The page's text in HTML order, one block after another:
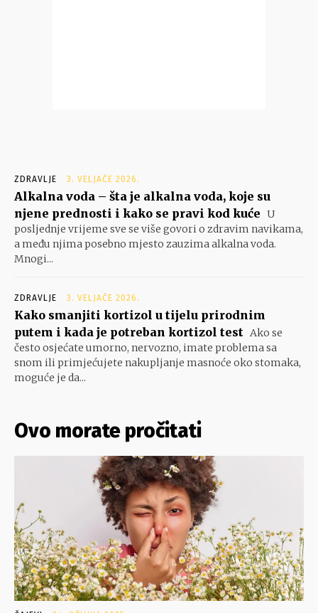
ZDRAVLJE 3. VELJAČE 2026.
Alkalna voda – šta je alkalna voda, koje su
njene prednosti i kako se pravi kod kuće U
posljednje vrijeme sve se više govori o zdravim navikama,
a među njima posebno mjesto zauzima alkalna voda.
Mnogi...
ZDRAVLJE 3. VELJAČE 2026.
Kako smanjiti kortizol u tijelu prirodnim
putem i kada je potreban kortizol test Ako se
često osjećate umorno, nervozno, imate problema sa
snom ili primjećujete nakupljanje masnoće oko stomaka,
moguće je da...
Ovo morate pročitati